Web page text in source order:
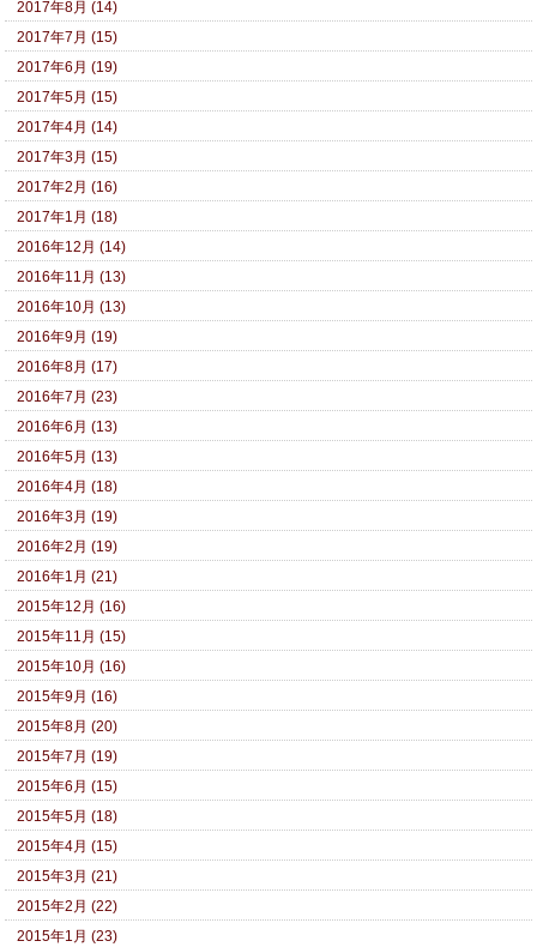
2017年8月 (14)
2017年7月 (15)
2017年6月 (19)
2017年5月 (15)
2017年4月 (14)
2017年3月 (15)
2017年2月 (16)
2017年1月 (18)
2016年12月 (14)
2016年11月 (13)
2016年10月 (13)
2016年9月 (19)
2016年8月 (17)
2016年7月 (23)
2016年6月 (13)
2016年5月 (13)
2016年4月 (18)
2016年3月 (19)
2016年2月 (19)
2016年1月 (21)
2015年12月 (16)
2015年11月 (15)
2015年10月 (16)
2015年9月 (16)
2015年8月 (20)
2015年7月 (19)
2015年6月 (15)
2015年5月 (18)
2015年4月 (15)
2015年3月 (21)
2015年2月 (22)
2015年1月 (23)